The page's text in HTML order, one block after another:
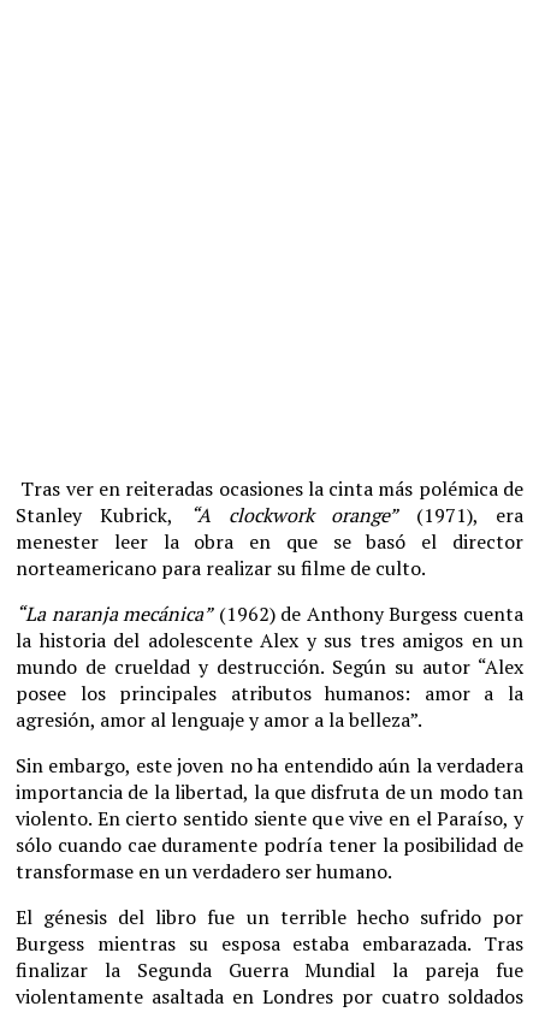
Tras ver en reiteradas ocasiones la cinta más polémica de
Stanley Kubrick,
“A clockwork orange”(1971), era
menester leer la obra en que se basó el director
norteamericano para realizar su filme de culto.
“La naranja mecánica”(1962) de Anthony Burgess cuenta
la historia del adolescente Alex y sus tres amigos en un
mundo de crueldad y destrucción. Según su autor “Alex
posee los principales atributos humanos: amor a la
agresión, amor al lenguaje y amor a la belleza”.
Sin embargo, este joven no ha entendido aún la verdadera
importancia de la libertad, la que disfruta de un modo tan
violento. En cierto sentido siente que vive en el Paraíso, y
sólo cuando cae duramente podría tener la posibilidad de
transformase en un verdadero ser humano.
El génesis del libro fue un terrible hecho sufrido por
Burgess mientras su esposa estaba embarazada. Tras
finalizar la Segunda Guerra Mundial la pareja fue
violentamente asaltada en Londres por cuatro soldados